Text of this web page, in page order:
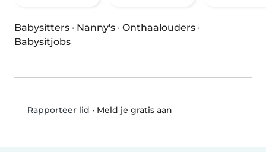
Babysitters · Nanny's · Onthaalouders ·
Babysitjobs
Rapporteer lid • Meld je gratis aan